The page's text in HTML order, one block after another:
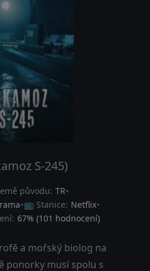
S-245)
původu: TR
📺 Stanice: Netflix
67% (101 hodnocení)
a mořský biolog na
ponorky musí spolu s